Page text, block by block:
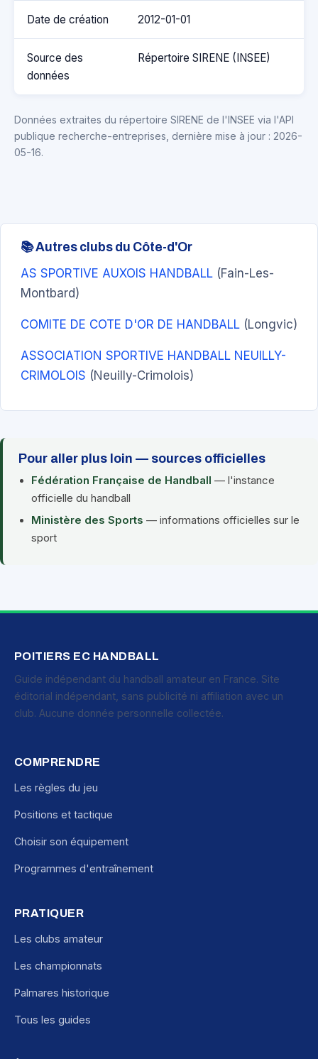
Date de création 2012-01-01
Source des
données
Répertoire SIRENE (INSEE)
Données extraites du répertoire SIRENE de l'INSEE via l'API
publique recherche-entreprises, dernière mise à jour : 2026-
05-16.
📚 Autres clubs du Côte-d'Or
AS SPORTIVE AUXOIS HANDBALL (Fain-Les-
Montbard)
COMITE DE COTE D'OR DE HANDBALL (Longvic)
ASSOCIATION SPORTIVE HANDBALL NEUILLY-
CRIMOLOIS (Neuilly-Crimolois)
Pour aller plus loin — sources officielles
Fédération Française de Handball — l'instance
officielle du handball
Ministère des Sports — informations officielles sur le
sport
POITIERS EC HANDBALL
Guide indépendant du handball amateur en France. Site
éditorial indépendant, sans publicité ni affiliation avec un
club. Aucune donnée personnelle collectée.
COMPRENDRE
Les règles du jeu
Positions et tactique
Choisir son équipement
Programmes d'entraînement
PRATIQUER
Les clubs amateur
Les championnats
Palmares historique
Tous les guides